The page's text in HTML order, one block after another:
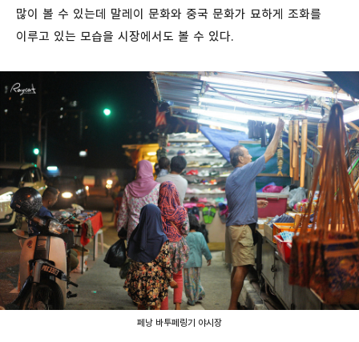
많이 볼 수 있는데 말레이 문화와 중국 문화가 묘하게 조화를
이루고 있는 모습을 시장에서도 볼 수 있다.
페낭 바투페링기 야시장